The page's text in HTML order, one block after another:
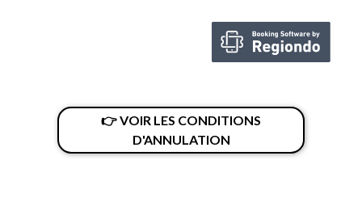
👉 VOIR LES CONDITIONS
D'ANNULATION